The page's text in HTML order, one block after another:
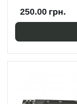
250.00 грн.